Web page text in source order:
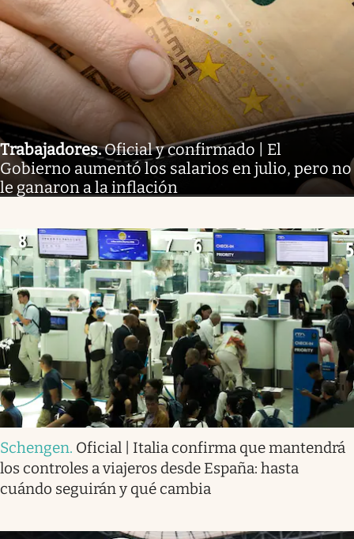
Trabajadores.Oficial y confirmado | El
Gobierno aumentó los salarios en julio, pero no
le ganaron a la inflación
Schengen. Oficial | Italia confirma que mantendrá
los controles a viajeros desde España: hasta
cuándo seguirán y qué cambia